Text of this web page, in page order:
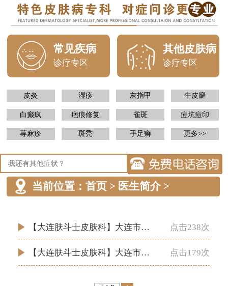
常见疾病
诊疗专区
其他皮肤病
诊疗专区
皮炎 湿疹 灰指甲 牛皮廯
白癫疯 疤痕修复 雀斑 痘坑痘印
荨麻疹 斑秃 手足癣 更多>>
当前位置：首页 > 医生简介 >
【大连肤斗士皮肤科】大连市皮肤病医院治疗较好点 点击238次
【大连肤斗士皮肤科】大连市看皮肤病专科较好的 点击179次